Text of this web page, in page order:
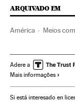
ARQUIVADO EM
América Meios
Protestos sociais
Partidos políticos
América Latina
Adere a
Mais informações
Si está interesado en